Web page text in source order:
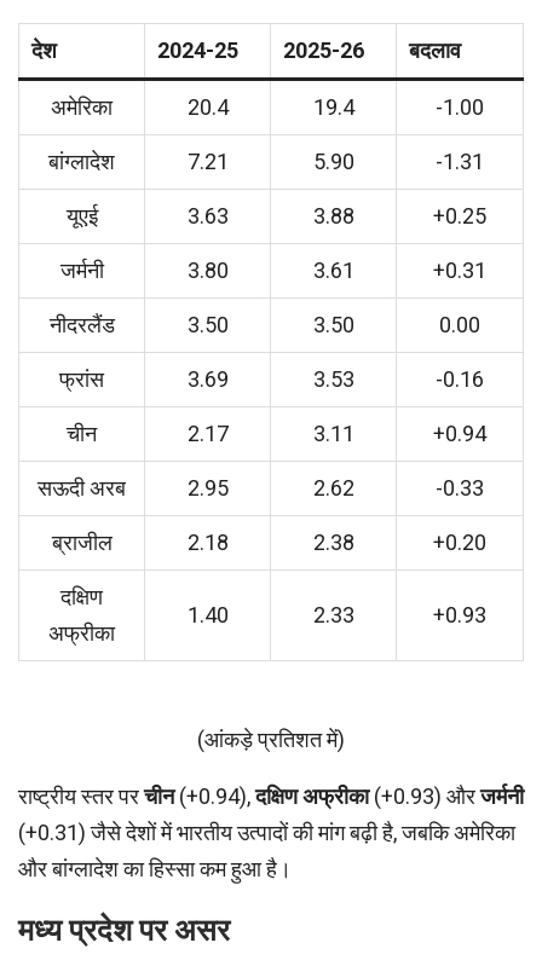
देश 2024-25 2025-26 बदलाव
अमेरिका 20.4 19.4 -1.00
बांग्लादेश 7.21 5.90 -1.31
यूएई 3.63 3.88 +0.25
जर्मनी 3.80 3.61 +0.31
नीदरलैंड 3.50 3.50 0.00
फ्रांस 3.69 3.53 -0.16
चीन 2.17 3.11 +0.94
सऊदी अरब 2.95 2.62 -0.33
ब्राजील 2.18 2.38 +0.20
दक्षिण
अफ्रीका
1.40 2.33 +0.93
(आंकड़े प्रतिशत में)
राष्ट्रीय स्तर परचीन(+0.94),दक्षिण अफ्रीका(+0.93) औरजर्मनी
(+0.31) जैसे देशों में भारतीय उत्पादों की मांग बढ़ी है, जबकि अमेरिका
और बांग्लादेश का हिस्सा कम हुआ है।
मध्य प्रदेश पर असर